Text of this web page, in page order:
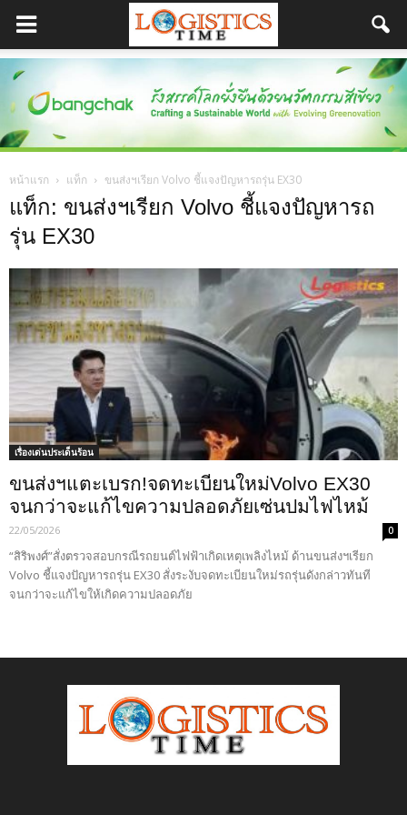
หน้าแรก แท็ก ขนส่งฯเรียก Volvo ชี้แจงปัญหารถรุ่น EX30
แท็ก: ขนส่งฯเรียก Volvo ชี้แจงปัญหารถ
รุ่น EX30
เรื่องเด่นประเด็นร้อน
ขนส่งฯแตะเบรก!จดทะเบียนใหม่Volvo EX30
จนกว่าจะแก้ไขความปลอดภัยเซ่นปมไฟไหม้
22/05/2026 0
“สิริพงศ์”สั่งตรวจสอบกรณีรถยนต์ไฟฟ้าเกิดเหตุเพลิงไหม้ ด้านขนส่งฯเรียก
Volvo ชี้แจงปัญหารถรุ่น EX30 สั่งระงับจดทะเบียนใหม่รถรุ่นดังกล่าวทันที
จนกว่าจะแก้ไขให้เกิดความปลอดภัย